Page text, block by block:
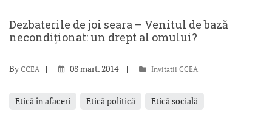
Dezbaterile de joi seara – Venitul de bază
necondiționat: un drept al omului?
By CCEA 08 mart. 2014 Invitatii CCEA
Etică în afaceri Etică politică Etică socială